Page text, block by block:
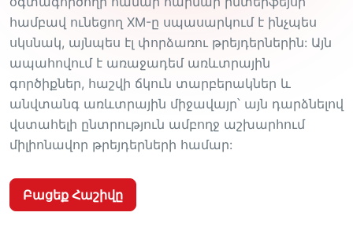
համբավ ունեցող XM-ը սպասարկում է ինչպես
սկսնակ, այնպես էլ փորձառու թրեյդերներին: Այն
ապահովում է առաջադեմ առևտրային
գործիքներ, հաշվի ճկուն տարբերակներ և
անվտանգ առևտրային միջավայր՝ այն դարձնելով
վստահելի ընտրություն ամբողջ աշխարհում
միլիոնավոր թրեյդերների համար:
Բացեք Հաշիվը